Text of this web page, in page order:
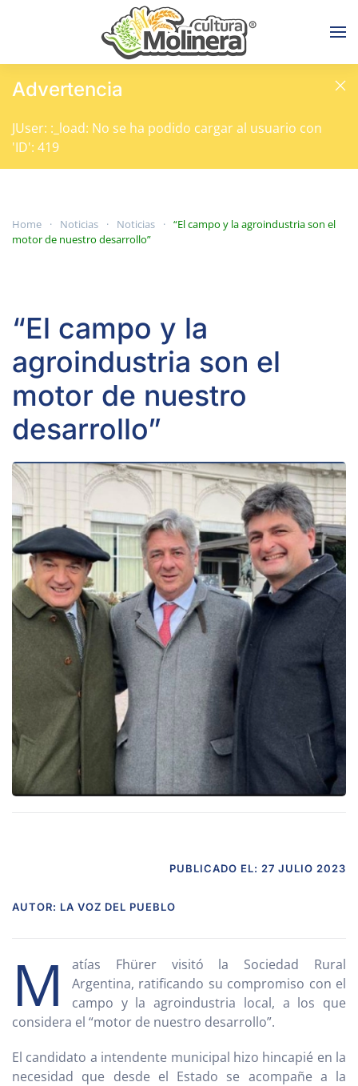
Skip to main content
Advertencia
JUser: :_load: No se ha podido cargar al usuario con
'ID': 419
Home Noticias Noticias
“El campo y la agroindustria son el
motor de nuestro desarrollo”
“El campo y la
agroindustria son el
motor de nuestro
desarrollo”
PUBLICADO EL: 27 JULIO 2023
AUTOR: LA VOZ DEL PUEBLO
M
atías Fhürer visitó la Sociedad Rural
Argentina, ratificando su compromiso con el
campo y la agroindustria local, a los que
considera el “motor de nuestro desarrollo”.
El candidato a intendente municipal hizo hincapié en la
necesidad que desde el Estado se acompañe a la